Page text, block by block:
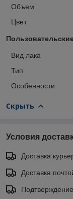
Объем
Цвет
Вид лака
Тип
Особенности
Скрыть
Условия
Доставка
Доставка